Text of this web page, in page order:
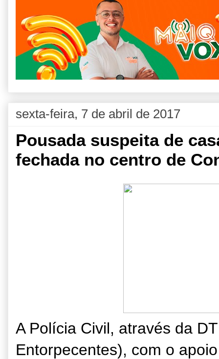
sexta-feira, 7 de abril de 2017
Pousada suspeita de
fechada no centro de
A Polícia Civil, através da
Entorpecentes), com o